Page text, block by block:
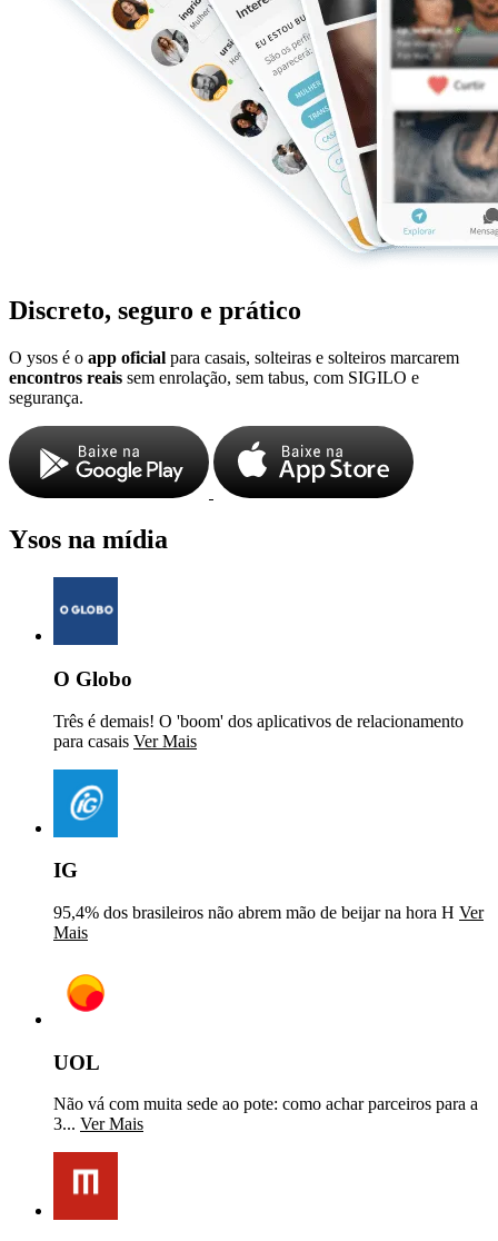
Discreto, seguro e prático
O ysos é o app oficial para casais, solteiras e solteiros marcarem
encontros reais sem enrolação, sem tabus, com SIGILO e
segurança.
Ysos na mídia
O Globo
Três é demais! O 'boom' dos aplicativos de relacionamento
para casais Ver Mais
IG
95,4% dos brasileiros não abrem mão de beijar na hora H Ver
Mais
UOL
Não vá com muita sede ao pote: como achar parceiros para a
3... Ver Mais